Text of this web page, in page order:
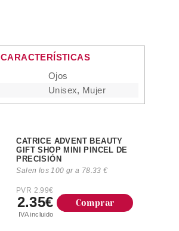
CARACTERÍSTICAS
Ojos
Unisex, Mujer
CATRICE ADVENT BEAUTY
GIFT SHOP MINI PINCEL DE
PRECISIÓN
Salen los 100 gr a 78.33 €
PVR 2.99€
2.35€
IVA incluido
Comprar